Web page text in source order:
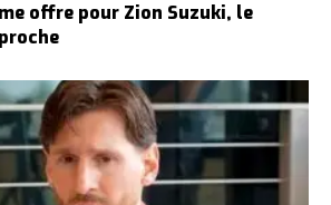
offre pour Zion Suzuki, le